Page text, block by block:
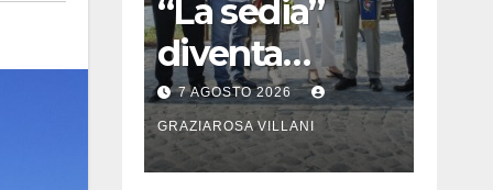
“La sedia”
diventa
Belvedere sul
lago di
Bracciano: ieri
7 AGOSTO 2026
GRAZIAROSA VILLANI